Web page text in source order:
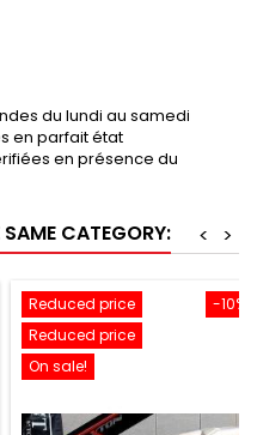
du lundi au samedi
en parfait état
en présence du
CATEGORY: >
<
-10%
Reduced price
Reduced price
On sale!